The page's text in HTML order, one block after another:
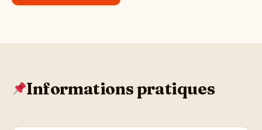
Informations pratiques